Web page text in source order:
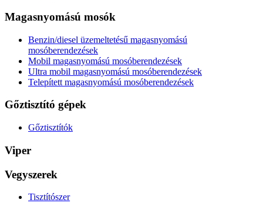
Magasnyomású mosók
Benzin/diesel üzemeltetésű magasnyomású
mosóberendezések
Mobil magasnyomású mosóberendezések
Ultra mobil magasnyomású mosóberendezések
Telepített magasnyomású mosóberendezések
Gőztisztító gépek
Gőztisztítók
Viper
Vegyszerek
Tisztítószer